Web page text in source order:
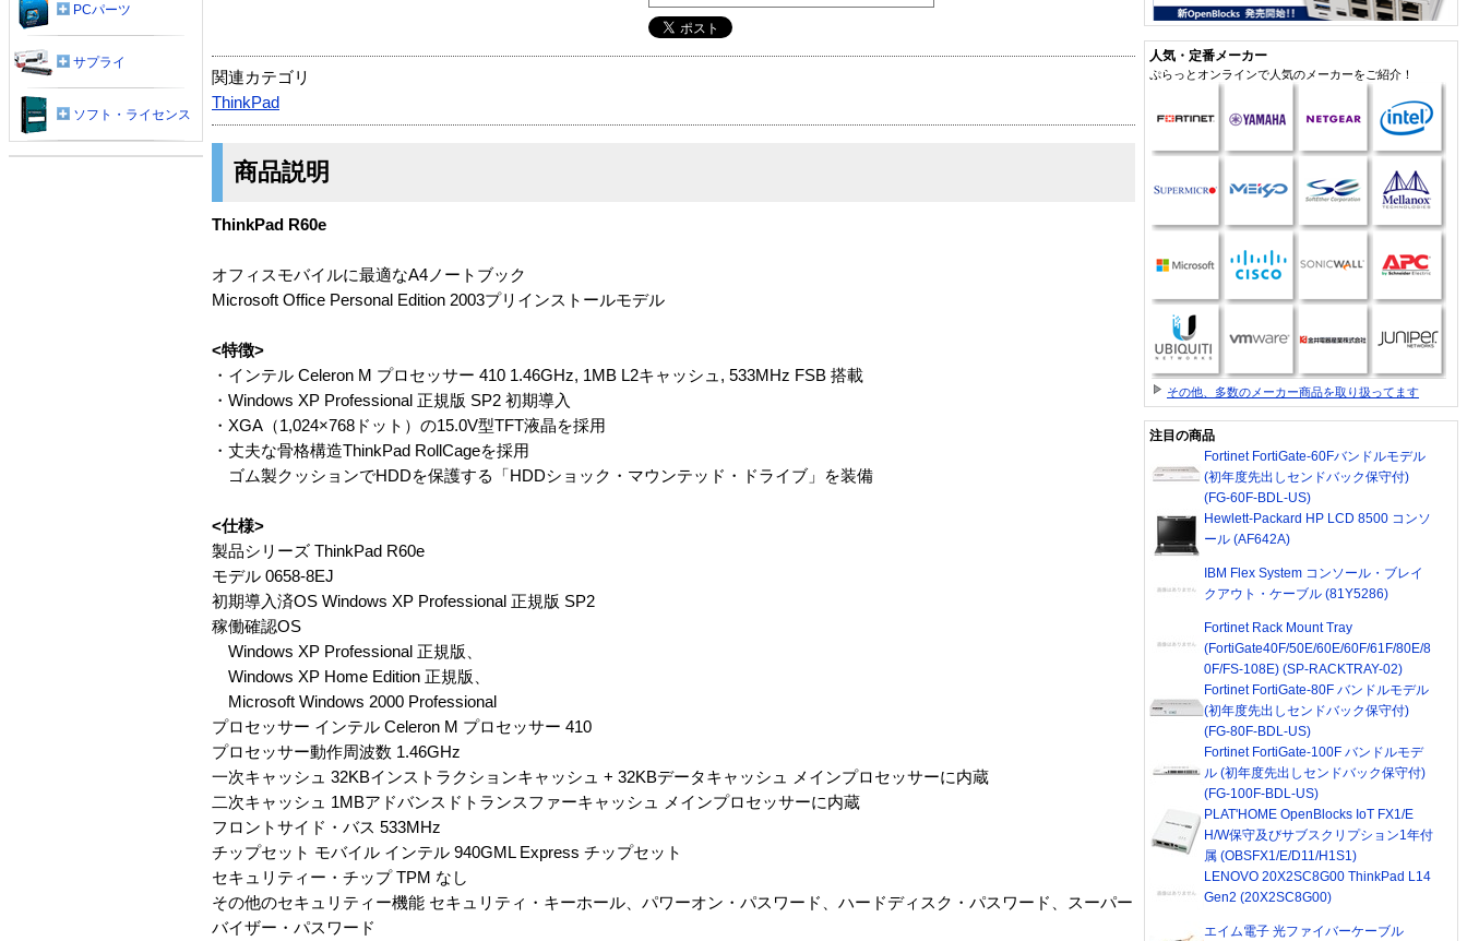
関連カテゴリ
ThinkPad
商品説明
ThinkPad R60e
オフィスモバイルに最適なA4ノートブック
Microsoft Office Personal Edition 2003プリインストールモデル
<特徴>
・インテル Celeron M プロセッサー 410 1.46GHz, 1MB L2キャッシュ, 533MHz FSB 搭載
・Windows XP Professional 正規版 SP2 初期導入
・XGA（1,024×768ドット）の15.0V型TFT液晶を採用
・丈夫な骨格構造ThinkPad RollCageを採用
ゴム製クッションでHDDを保護する「HDDショック・マウンテッド・ドライブ」を装備
<仕様>
製品シリーズ ThinkPad R60e
モデル 0658-8EJ
初期導入済OS Windows XP Professional 正規版 SP2
稼働確認OS
Windows XP Professional 正規版、
Windows XP Home Edition 正規版、
Microsoft Windows 2000 Professional
プロセッサー インテル Celeron M プロセッサー 410
プロセッサー動作周波数 1.46GHz
一次キャッシュ 32KBインストラクションキャッシュ + 32KBデータキャッシュ メインプロセッサーに内蔵
二次キャッシュ 1MBアドバンスドトランスファーキャッシュ メインプロセッサーに内蔵
フロントサイド・バス 533MHz
チップセット モバイル インテル 940GML Express チップセット
セキュリティー・チップ TPM なし
その他のセキュリティー機能 セキュリティ・キーホール、パワーオン・パスワード、ハードディスク・パスワード、スーパー
バイザー・パスワード
PCパーツ
サプライ
ソフト・ライセンス
人気・定番メーカー
ぷらっとオンラインで人気のメーカーをご紹介！
その他、多数のメーカー商品を取り扱ってます
注目の商品
Fortinet FortiGate-60Fバンドルモデル
(初年度先出しセンドバック保守付)
(FG-60F-BDL-US)
Hewlett-Packard HP LCD 8500 コンソ
ール (AF642A)
IBM Flex System コンソール・ブレイ
クアウト・ケーブル (81Y5286)
Fortinet Rack Mount Tray
(FortiGate40F/50E/60E/60F/61F/80E/8
0F/FS-108E) (SP-RACKTRAY-02)
Fortinet FortiGate-80F バンドルモデル
(初年度先出しセンドバック保守付)
(FG-80F-BDL-US)
Fortinet FortiGate-100F バンドルモデ
ル (初年度先出しセンドバック保守付)
(FG-100F-BDL-US)
PLAT'HOME OpenBlocks IoT FX1/E
H/W保守及びサブスクリプション1年付
属 (OBSFX1/E/D11/H1S1)
LENOVO 20X2SC8G00 ThinkPad L14
Gen2 (20X2SC8G00)
エイム電子 光ファイバーケーブル